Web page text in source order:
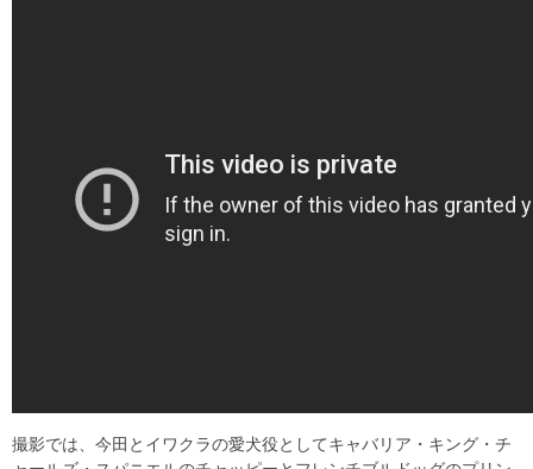
撮影では、今田とイワクラの愛犬役としてキャバリア・キング・チ